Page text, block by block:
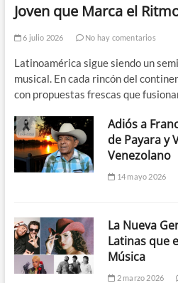
Joven que Marca el
6 julio 2026 No hay comentarios
Latinoamérica sigue siendo un
musical. En cada rincón del
con propuestas frescas que
Adiós a
de Payara y
Venezolano
14 mayo 2026
La Nueva
Latinas que
Música
2 marzo 2026